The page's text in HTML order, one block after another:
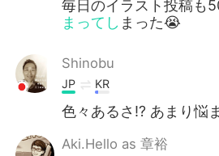
毎日のイラスト投稿も
まってし まった😭
Shinobu
JP KR
色々あるさ⁉️ あまり悩
Aki.Hello as 章裕